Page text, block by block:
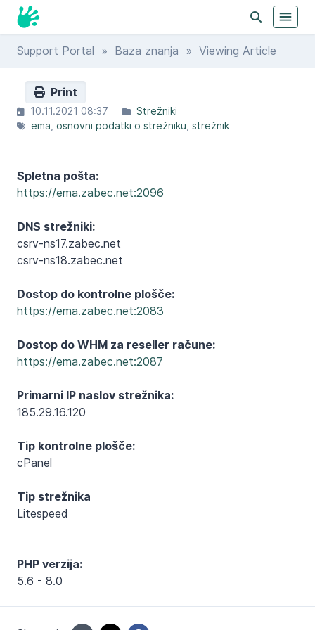
Support Portal » Baza znanja » Viewing Article
Print
10.11.2021 08:37
Strežniki
ema osnovni podatki o strežniku strežnik
Spletna pošta:
https://ema.zabec.net:2096
DNS strežniki:
csrv-ns17.zabec.net
csrv-ns18.zabec.net
Dostop do kontrolne plošče:
https://ema.zabec.net:2083
Dostop do WHM za reseller račune:
https://ema.zabec.net:2087
Primarni IP naslov strežnika:
185.29.16.120
Tip kontrolne plošče:
cPanel
Tip strežnika
Litespeed
PHP verzija:
5.6 - 8.0